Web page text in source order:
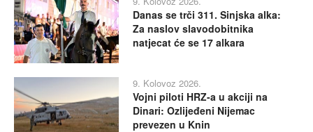
Danas se trči 311. Sinjska alka:
Za naslov slavodobitnika
natjecat će se 17 alkara
9. Kolovoz 2026.
Vojni piloti HRZ-a u akciji na
Dinari: Ozlijeđeni Nijemac
prevezen u Knin